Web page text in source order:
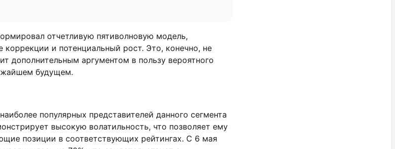
отчетливую пятиволновую модель,
и потенциальный рост. Это, конечно, не
дополнительным аргументом в пользу вероятного
будущем.
популярных представителей данного сегмента
высокую волатильность, что позволяет ему
позиции в соответствующих рейтингах. С 6 мая